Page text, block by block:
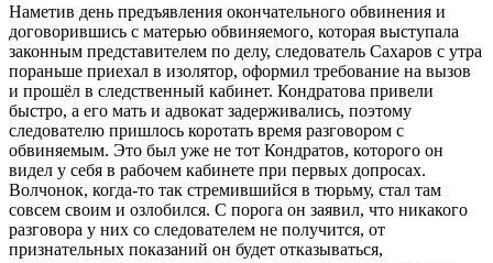
Наметив день предъявления окончательного обвинения и
договорившись с матерью обвиняемого, которая выступала
законным представителем по делу, следователь Сахаров с утра
пораньше приехал в изолятор, оформил требование на вызов
и прошёл в следственный кабинет. Кондратова привели
быстро, а его мать и адвокат задерживались, поэтому
следователю пришлось коротать время разговором с
обвиняемым. Это был уже не тот Кондратов, которого он
видел у себя в рабочем кабинете при первых допросах.
Волчонок, когда-то так стремившийся в тюрьму, стал там
совсем своим и озлобился. С порога он заявил, что никакого
разговора у них со следователем не получится, от
признательных показаний он будет отказываться,